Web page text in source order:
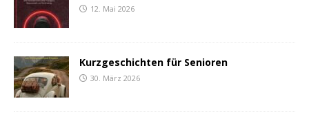
12. Mai 2026
Kurzgeschichten für Senioren
30. März 2026